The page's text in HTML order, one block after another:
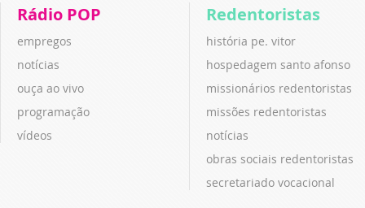
Rádio POP
empregos
notícias
ouça ao vivo
programação
vídeos
Redentoristas
história pe. vitor
hospedagem santo afonso
missionários redentoristas
missões redentoristas
notícias
obras sociais redentoristas
secretariado vocacional